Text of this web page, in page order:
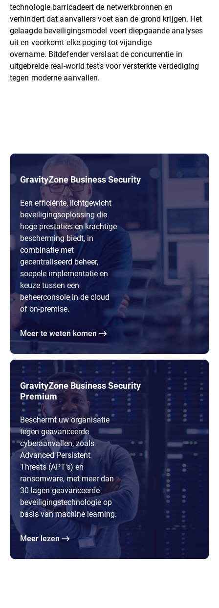
technologie barricadeert de netwerkbronnen en
verhindert dat aanvallers voet aan de grond krijgen. Het
gelaagde beveiligingsmodel voert diepgaande analyses
uit en voorkomt elke poging tot vijandige
overname. Bitdefender verslaat de concurrentie in
uitgebreide real-world tests voor versterkte verdediging
tegen moderne aanvallen.
GravityZone Business Security
Een efficiënte, lichtgewicht
beveiligingsoplossing die
hoge prestaties en krachtige
bescherming biedt, in
combinatie met
gecentraliseerd beheer,
soepele implementatie en
keuze tussen een
beheerconsole in de cloud
of on-premise.
Meer te weten komen
GravityZone Business Security
Premium
Beschermt uw organisatie
tegen geavanceerde
cyberaanvallen, zoals
Advanced Persistent
Threats (APT's) en
ransomware, met meer dan
30 lagen geavanceerde
beveiligingstechnologie op
basis van machine learning.
meer lezen